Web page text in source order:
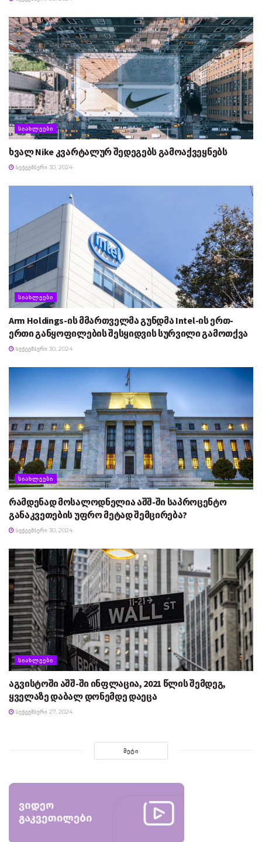
ᲡᲘᲐᲮᲚᲔᲔᲑᲘ
ხვალ Nike კვარტალურ შედეგებს გამოაქვეყნებს
ᲡᲔᲥᲢᲔᲛᲑᲔᲠᲘ 30, 2024
ᲡᲘᲐᲮᲚᲔᲔᲑᲘ
Arm Holdings-ის მმართველმა გუნდმა Intel-ის ერთ-
ერთი განყოფილების შესყიდვის სურვილი გამოთქვა
ᲡᲔᲥᲢᲔᲛᲑᲔᲠᲘ 30, 2024
ᲡᲘᲐᲮᲚᲔᲔᲑᲘ
რამდენად მოსალოდნელია აშშ-ში საპროცენტო
განაკვეთების უფრო მეტად შემცირება?
ᲡᲔᲥᲢᲔᲛᲑᲔᲠᲘ 30, 2024
ᲡᲘᲐᲮᲚᲔᲔᲑᲘ
აგვისტოში აშშ-ში ინფლაცია, 2021 წლის შემდეგ,
ყველაზე დაბალ დონემდე დაეცა
ᲡᲔᲥᲢᲔᲛᲑᲔᲠᲘ 27, 2024
ᲛᲔᲢᲘ